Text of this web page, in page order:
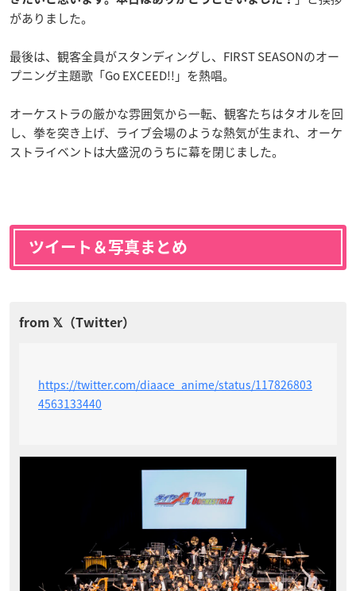
がありました。
最後は、観客全員がスタンディングし、FIRST SEASONのオー
プニング主題歌「Go EXCEED!!」を熱唱。
オーケストラの厳かな雰囲気から一転、観客たちはタオルを回
し、拳を突き上げ、ライブ会場のような熱気が生まれ、オーケ
ストライベントは大盛況のうちに幕を閉じました。
ツイート＆写真まとめ
https://twitter.com/diaace_anime/status/117826803
4563133440